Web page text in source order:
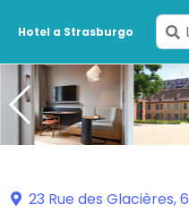
Hotel a Strasburgo
23 Rue des Glacières,